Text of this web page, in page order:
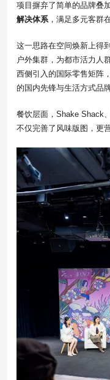
项目摒弃了简单的品牌叠
解决体系，满足多元客群
这一思路在空间焕新上得
户外集群，为都市活力人
西侧引入的国际零售矩阵
的国内先锋与生活方式品
餐饮层面，Shake Shack
不仅完善了风味版图，更